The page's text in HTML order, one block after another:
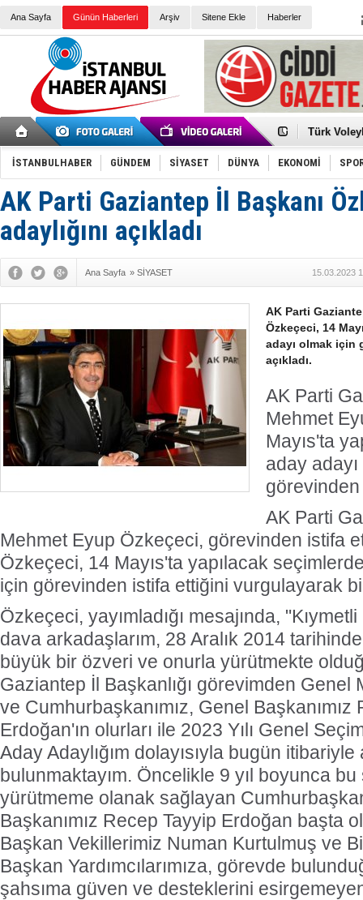
Ana Sayfa Günün Haberleri Arşiv Sitene Ekle Haberler
Elena
Türk
Töreninde
İkinci El
Guguk
Sneaker
Erkek
Tommy
Erdoğan:
İtalyan
İSTANBULHABER GÜNDEM SİYASET DÜNYA EKONOMİ
AK Parti Gaziantep İl Başkanı
adaylığını açıkladı
Ana Sayfa » SİYASET 15.03.2023
AK Parti
Özkeçeci, 14
adayı olmak
açıkladı.
AK Parti
Mehmet
Mayıs'ta
aday
görevinden
AK Parti
Mehmet Eyup Özkeçeci, görevinden istifa
Özkeçeci, 14 Mayıs'ta yapılacak
için görevinden istifa ettiğini vurgulayarak
Özkeçeci, yayımladığı mesajında,
dava arkadaşlarım, 28 Aralık 2014
büyük bir özveri ve onurla yürütmekte
Gaziantep İl Başkanlığı görevimden Genel
ve Cumhurbaşkanımız, Genel Başkanımız
Erdoğan'ın olurları ile 2023 Yılı Genel
Aday Adaylığım dolayısıyla bugün itibariyle
bulunmaktayım. Öncelikle 9 yıl boyunca
yürütmeme olanak sağlayan
Başkanımız Recep Tayyip Erdoğan başta
Başkan Vekillerimiz Numan Kurtulmuş ve
Başkan Yardımcılarımıza, görevde
şahsıma güven ve desteklerini